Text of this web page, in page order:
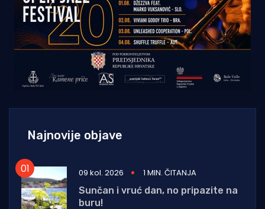
Najnovije objave
09 kol. 2026
1 MIN. ČITANJA
Sunčan i vruć dan, no pripazite na
buru!